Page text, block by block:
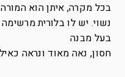
נשוי. יש לו בלורית
בעל מבנה
חסון, נאה מאוד ונראה